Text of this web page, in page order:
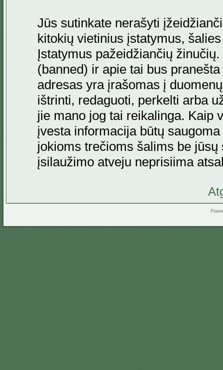
Jūs sutinkate nerašyti
kitokių vietinius įstatymus,
Įstatymus pažeidžiančių
(banned) ir apie tai bus
adresas yra įrašomas į
ištrinti, redaguoti, perkelti arba
jie mano jog tai reikalinga. Kaip
įvesta informacija būtų
jokioms trečioms šalims be jūsų
įsilaužimo atveju neprisiima